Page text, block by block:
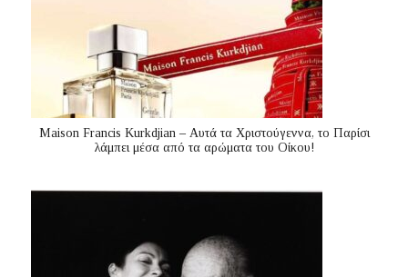
Maison Francis Kurkdjian – Αυτά τα Χριστούγεννα, το Παρίσι
λάμπει μέσα από τα αρώματα του Οίκου!